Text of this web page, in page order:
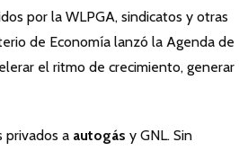
por la WLPGA, sindicatos y otras
de Economía lanzó la Agenda de
el ritmo de crecimiento, generar
privados a autogás y GNL. Sin